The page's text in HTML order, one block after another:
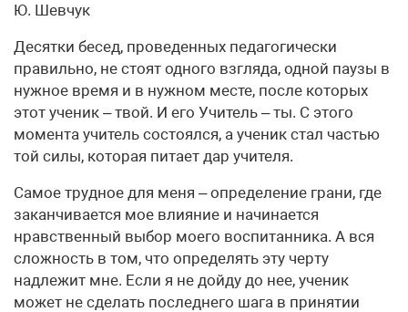
Ю. Шевчук
Десятки бесед, проведенных педагогически
правильно, не стоят одного взгляда, одной паузы в
нужное время и в нужном месте, после которых
этот ученик – твой. И его Учитель – ты. С этого
момента учитель состоялся, а ученик стал частью
той силы, которая питает дар учителя.
Самое трудное для меня – определение грани, где
заканчивается мое влияние и начинается
нравственный выбор моего воспитанника. А вся
сложность в том, что определять эту черту
надлежит мне. Если я не дойду до нее, ученик
может не сделать последнего шага в принятии